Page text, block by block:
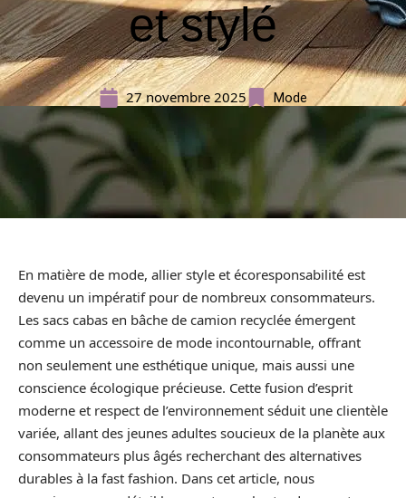
et stylé
27 novembre 2025 Mode
En matière de mode, allier style et écoresponsabilité est
devenu un impératif pour de nombreux consommateurs.
Les sacs cabas en bâche de camion recyclée émergent
comme un accessoire de mode incontournable, offrant
non seulement une esthétique unique, mais aussi une
conscience écologique précieuse. Cette fusion d’esprit
moderne et respect de l’environnement séduit une clientèle
variée, allant des jeunes adultes soucieux de la planète aux
consommateurs plus âgés recherchant des alternatives
durables à la fast fashion. Dans cet article, nous